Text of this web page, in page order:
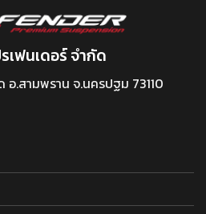
เฟนเดอร์ จำกัด
.สามพราน จ.นครปฐม 73110